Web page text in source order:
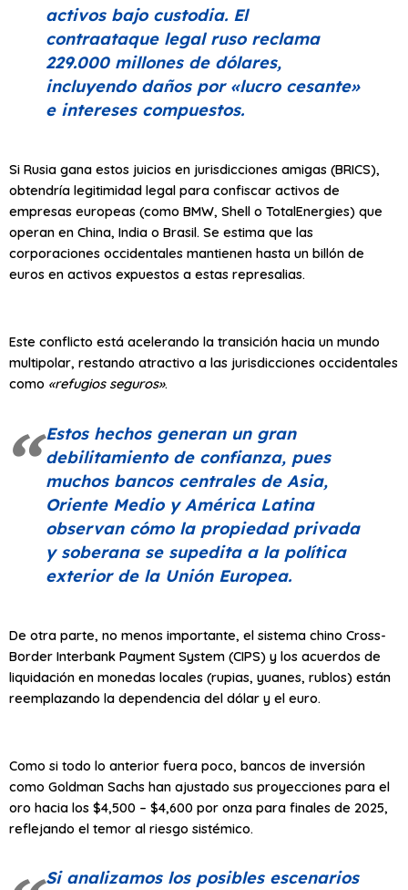
activos bajo custodia. El
contraataque legal ruso reclama
229.000 millones de dólares,
incluyendo daños por «lucro cesante»
e intereses compuestos.
Si Rusia gana estos juicios en jurisdicciones amigas (BRICS),
obtendría legitimidad legal para confiscar activos de
empresas europeas (como BMW, Shell o TotalEnergies) que
operan en China, India o Brasil. Se estima que las
corporaciones occidentales mantienen hasta un billón de
euros en activos expuestos a estas represalias.
Este conflicto está acelerando la transición hacia un mundo
multipolar, restando atractivo a las jurisdicciones occidentales
como «refugios seguros».
Estos hechos generan un gran
debilitamiento de confianza, pues
muchos bancos centrales de Asia,
Oriente Medio y América Latina
observan cómo la propiedad privada
y soberana se supedita a la política
exterior de la Unión Europea.
De otra parte, no menos importante, el sistema chino Cross-
Border Interbank Payment System (CIPS) y los acuerdos de
liquidación en monedas locales (rupias, yuanes, rublos) están
reemplazando la dependencia del dólar y el euro.
Como si todo lo anterior fuera poco, bancos de inversión
como Goldman Sachs han ajustado sus proyecciones para el
oro hacia los $4,500 – $4,600 por onza para finales de 2025,
reflejando el temor al riesgo sistémico.
Si analizamos los posibles escenarios